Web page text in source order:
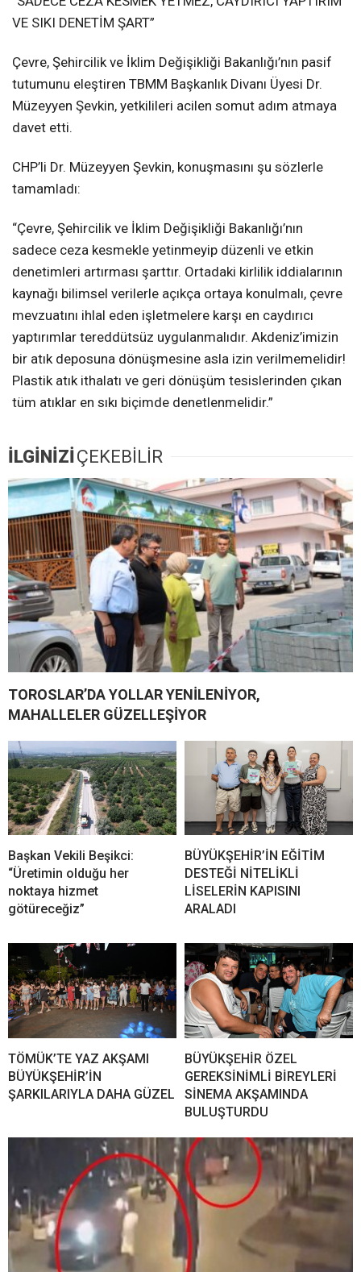
VE SIKI DENETİM ŞART”
Çevre, Şehircilik ve İklim Değişikliği Bakanlığı’nın pasif
tutumunu eleştiren TBMM Başkanlık Divanı Üyesi Dr.
Müzeyyen Şevkin, yetkilileri acilen somut adım atmaya
davet etti.
CHP’li Dr. Müzeyyen Şevkin, konuşmasını şu sözlerle
tamamladı:
“Çevre, Şehircilik ve İklim Değişikliği Bakanlığı’nın
sadece ceza kesmekle yetinmeyip düzenli ve etkin
denetimleri artırması şarttır. Ortadaki kirlilik iddialarının
kaynağı bilimsel verilerle açıkça ortaya konulmalı, çevre
mevzuatını ihlal eden işletmelere karşı en caydırıcı
yaptırımlar tereddütsüz uygulanmalıdır. Akdeniz’imizin
bir atık deposuna dönüşmesine asla izin verilmemelidir!
Plastik atık ithalatı ve geri dönüşüm tesislerinden çıkan
tüm atıklar en sıkı biçimde denetlenmelidir.”
İLGİNİZİÇEKEBİLİR
TOROSLAR’DA YOLLAR YENİLENİYOR,
MAHALLELER GÜZELLEŞİYOR
Başkan Vekili Beşikci:
“Üretimin olduğu her
noktaya hizmet
götüreceğiz”
BÜYÜKŞEHİR’İN EĞİTİM
DESTEĞİ NİTELİKLİ
LİSELERİN KAPISINI
ARALADI
TÖMÜK’TE YAZ AKŞAMI
BÜYÜKŞEHİR’İN
ŞARKILARIYLA DAHA GÜZEL
BÜYÜKŞEHİR ÖZEL
GEREKSİNİMLİ BİREYLERİ
SİNEMA AKŞAMINDA
BULUŞTURDU